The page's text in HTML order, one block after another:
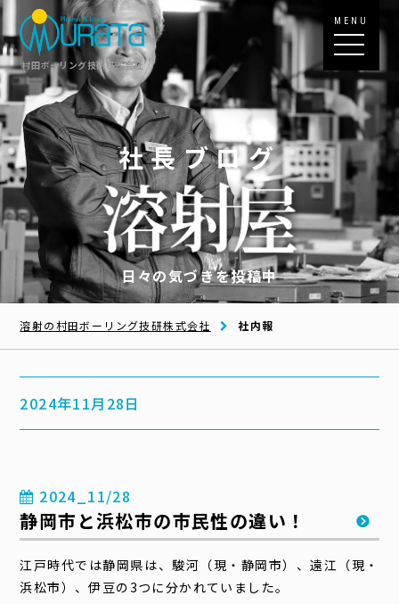
村田ボーリング技研株式会社
MENU
社長ブログ
日々の気づきを投稿中
溶射の村田ボーリング技研株式会社 社内報
2024年11月28日
2024_11/28
静岡市と浜松市の市民性の違い！
江戸時代では静岡県は、駿河（現・静岡市）、遠江（現・
浜松市）、伊豆の3つに分かれていました。